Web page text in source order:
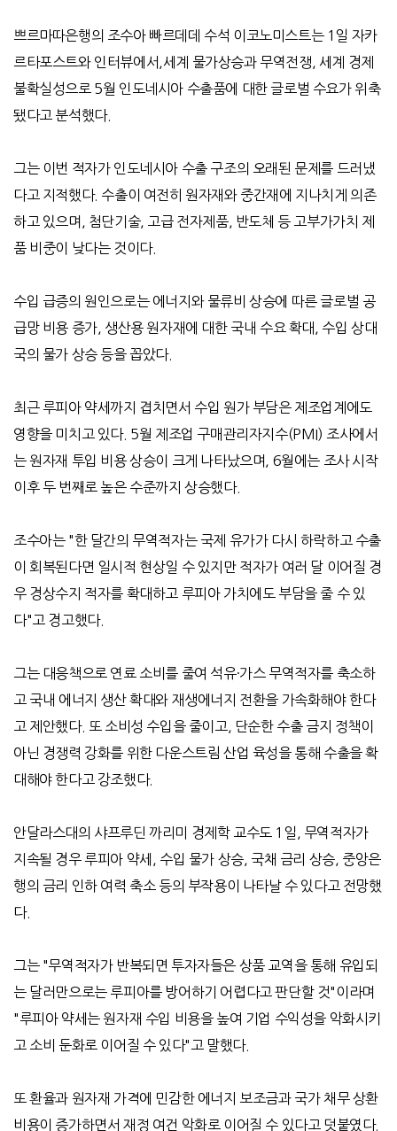
쁘르마따은행의 조수아 빠르데데 수석 이코노미스트는 1 일 자카
르타포스트와 인터뷰에서 세계 물가상승과 무역전쟁 세계 경제
불확실성으로 5월 인도네시아 수출품에 대한 글로벌 수요가 위축
됐다고 분석했다.
그는 이번 적자가 인도네시아 수출 구조의 오래된 문제를 드러냈
다고 지적했다. 수출이 여전히 원자재와 중간재에 지나치게 의존
하고 있으며
첨단기술, 고급 전자제품,
반도체 등 고부가가치 제
품 비중이 낮다는 것이다.
수입 급증의 원인으로는 에너지와 물류비 상승에 따른 글로벌 공
급망 비용 증가, 생산용 원자재에 대한 국내 수요 확대
수입 상대
국의 물가 상승 등을 꼽았다.
최근 루피아 약세까지 겹치면서 수입 원가 부담은 제조업계에도
영향을 미치고 있다. 5월 제조업 구매관리자지수(PMI) 조사에서
는 원자재 투입 비용 상승이 크게 나타났으며
, 6월에는 조사 시작
이후 두 번째로 높은 수준까지 상승했다.
조수아는"한 달간의 무역적자는 국제 유가가 다시 하락하고 수출
이 회복된다면 일시적 현상일 수 있지만 적자가 여러 달 이어질 경
우 경상수지 적자를 확대하고 루피아 가치에도 부담을 줄 수 있
다" 고 경고했다.
그는 대응책으로 연료 소비를 줄여 석유·가스 무역적자를 축소하
고 국내 에너지 생산 확대와 재생에너지 전환을 가속화해야 한다
고 제안했다. 또 소비성 수입을 줄이고
단순한 수출 금지 정책이
아닌 경쟁력 강화를 위한 다운스트림 산업 육성을 통해 수출을 확
대해야 한다고 강조했다.
안달라스대의 샤프루딘 까리미 경제학 교수도 1 일
무역적자가
지속될 경우 루피아 약세
수입 물가 상승, 국채 금리 상승, 중앙은
행의 금리 인하 여력 축소 등의 부작용이 나타날 수 있다고 전망했
다.
그는"무역적자가 반복되면 투자자들은 상품 교역을 통해 유입되
는 달러만으로는 루피아를 방어하기 어렵다고 판단할 것"이라며
"루피아 약세는 원자재 수입 비용을 높여 기업 수익성을 악화시키
고 소비 둔화로 이어질 수 있다" 고 말했다.
또 환율과 원자재 가격에 민감한 에너지 보조금과 국가 채무 상환
비용이 증가하면서 재정 여건 악화로 이어질 수 있다고 덧붙였다.